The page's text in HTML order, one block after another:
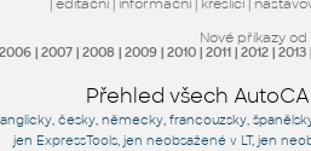
| editační| informační| kreslicí|
Nové příkazy od
2006| 2007| 2008 | 2009| 2010| 2011| 2012| 2013|
Přehled všech
česky, německy, francouzsky,
jen ExpressTools, jenneobsažené v LT, jen